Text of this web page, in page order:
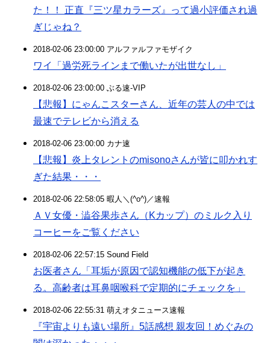
た！！ 正直『三ツ星カラーズ』って過小評価され過
ぎじゃね？
2018-02-06 23:00:00 アルファルファモザイク
ワイ「過労死ラインまで働いたが出世なし」
2018-02-06 23:00:00 ぶる速-VIP
【悲報】にゃんこスターさん、近年の芸人の中では
最速でテレビから消える
2018-02-06 23:00:00 カナ速
【悲報】炎上タレントのmisonoさんが皆に叩かれす
ぎた結果・・・
2018-02-06 22:58:05 暇人＼(^o^)／速報
ＡＶ女優・澁谷果歩さん（Kカップ）のミルク入り
コーヒーをご覧ください
2018-02-06 22:57:15 Sound Field
お医者さん「耳垢が原因で認知機能の低下が起き
る。高齢者は耳鼻咽喉科で定期的にチェックを」
2018-02-06 22:55:31 萌えオタニュース速報
『宇宙よりも遠い場所』5話感想 親友回！めぐみの